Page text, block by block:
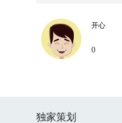
开心
0
独家策划